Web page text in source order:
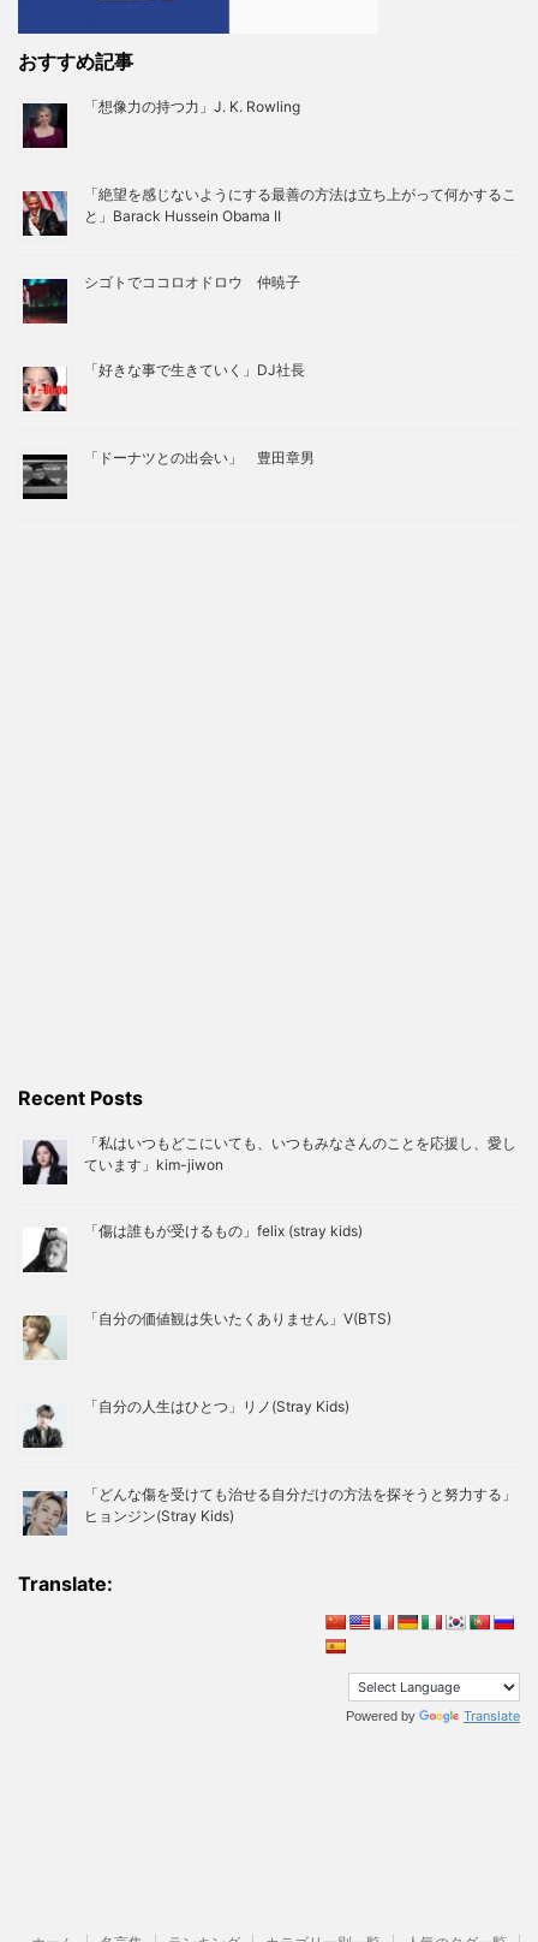
おすすめ記事
「想像力の持つ力」J. K. Rowling
「絶望を感じないようにする最善の方法は立ち上がって何かするこ
と」Barack Hussein Obama II
シゴトでココロオドロウ 仲暁子
「好きな事で生きていく」DJ社長
「ドーナツとの出会い」 豊田章男
Recent Posts
「私はいつもどこにいても、いつもみなさんのことを応援し、愛し
ています」kim-jiwon
「傷は誰もが受けるもの」felix (stray kids)
「自分の価値観は失いたくありません」V(BTS)
「自分の人生はひとつ」リノ(Stray Kids)
「どんな傷を受けても治せる自分だけの方法を探そうと努力する」
ヒョンジン(Stray Kids)
Translate:
Powered by Translate